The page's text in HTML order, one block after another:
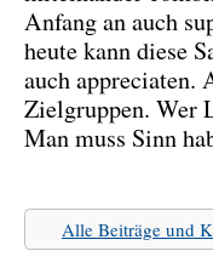
Anfang an auch
heute kann diese
auch appreciaten.
Zielgruppen. Wer
Man muss Sinn
Alle Beiträge und